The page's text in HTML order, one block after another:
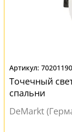
Точечный
спальни
DeMarkt